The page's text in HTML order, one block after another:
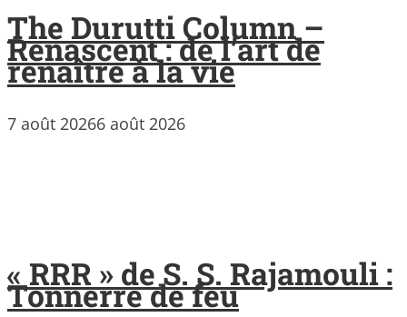
The Durutti Column –
Renascent : de l’art de
renaître à la vie
7 août 20266 août 2026
« RRR » de S. S. Rajamouli :
Tonnerre de feu